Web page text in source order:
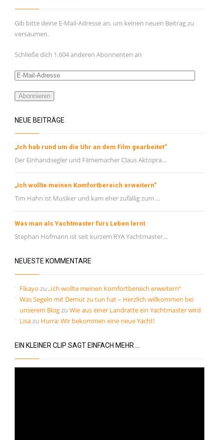
Januar 2021
November 2020
Oktober 2020
September 2020
Juli 2020
Juni 2020
Mai 2020
META
Anmelden
Eintrags-Feed
Kommentar-Feed
WordPress.org
Gib bitte deine E-Mail-Adresse an, um keinen neuen Beitrag zu
versäumen.
Schließe dich 1.604 anderen Abonnenten an
E-
Adresse
Abonnieren
NEUE BEITRÄGE
„Ich hab rund um die Uhr an dem Film gearbeitet“
Der Einhandsegler und Filmemacher Claus Aktopra...
„Ich wollte meinen Komfortbereich erweitern“
Tim Hahn ist Musiker und kam eher zufällig zum ...
Was man als Yachtmaster fürs Leben lernt
Stephan Hofmann ist seit kurzem RYA Yachtmaster...
NEUESTE KOMMENTARE
Fikayo zu „Ich wollte meinen Komfortbereich erweitern“
Was Segeln mit Demut zu tun hat – Herzlich willkommen bei
unserem Blog zu Wie aus einer Landratte ein Yachtmaster wird
Lisa zu Hurra: Wir bekommen eine neue Yacht!
EIN KLEINER CLIP SAGT EINFACH MEHR …